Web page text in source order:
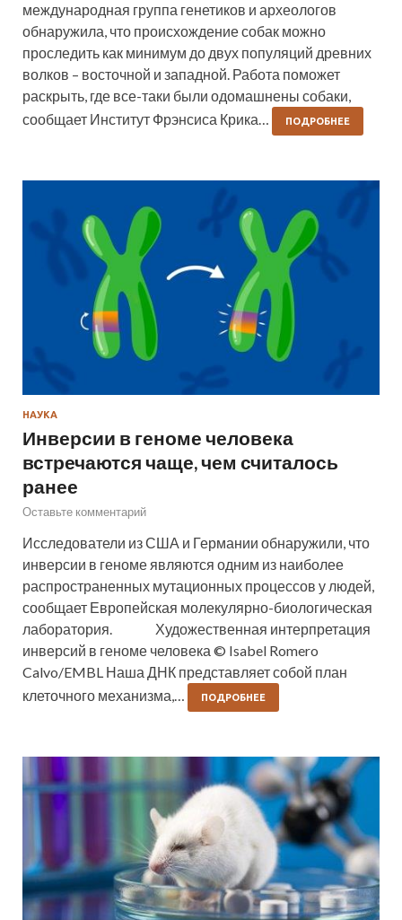
международная группа генетиков и археологов
обнаружила, что происхождение собак можно
проследить как минимум до двух популяций древних
волков – восточной и западной. Работа поможет
раскрыть, где все-таки были одомашнены собаки,
сообщает Институт Фрэнсиса Крика…
ПОДРОБНЕЕ
НАУКА
Инверсии в геноме человека
встречаются чаще, чем считалось
ранее
Оставьте комментарий
Исследователи из США и Германии обнаружили, что
инверсии в геноме являются одним из наиболее
распространенных мутационных процессов у людей,
сообщает Европейская молекулярно-биологическая
лаборатория. Художественная интерпретация
инверсий в геноме человека © Isabel Romero
Calvo/EMBL Наша ДНК представляет собой план
клеточного механизма,…
ПОДРОБНЕЕ